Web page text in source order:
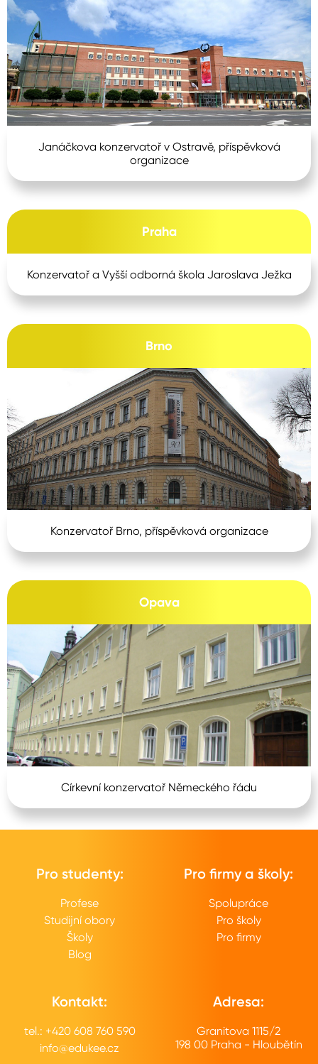
Janáčkova konzervatoř v Ostravě, příspěvková
organizace
Praha
Konzervatoř a Vyšší odborná škola Jaroslava Ježka
Brno
Konzervatoř Brno, příspěvková organizace
Opava
Církevní konzervatoř Německého řádu
Pro studenty:
Profese
Studijní obory
Školy
Blog
Pro firmy a školy:
Spolupráce
Pro školy
Pro firmy
Kontakt:
tel.: +420 608 760 590
info@edukee.cz
Adresa:
Granitova 1115/2
198 00 Praha - Hloubětín